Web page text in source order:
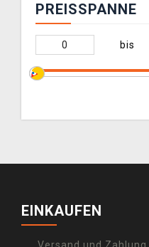
PREISSPANNE
bis
EINKAUFEN